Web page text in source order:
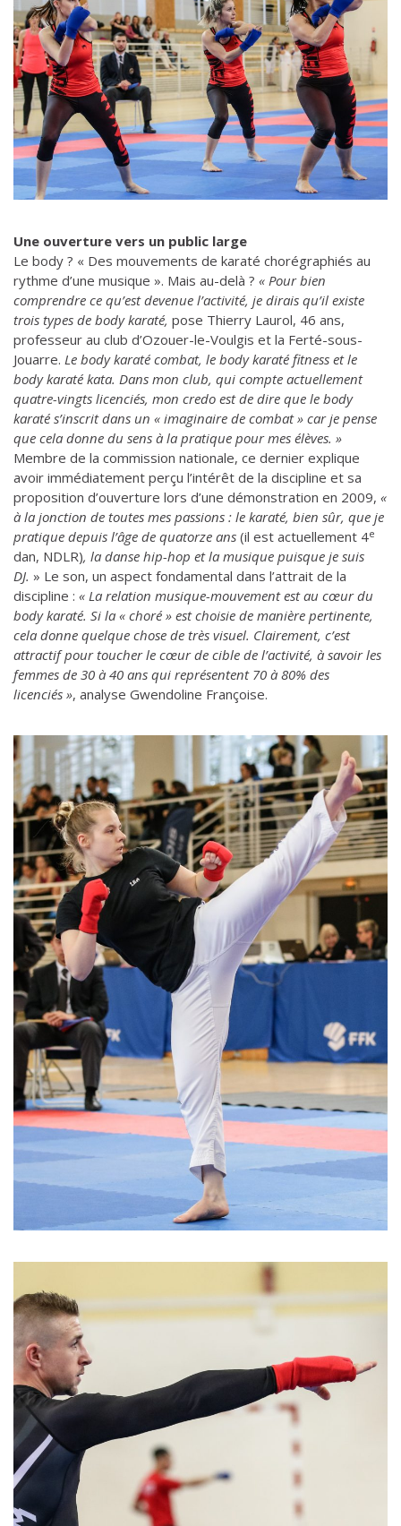
Une ouverture vers un public large
Le body ? « Des mouvements de karaté chorégraphiés au
rythme d’une musique ». Mais au-delà ? « Pour bien
comprendre ce qu’est devenue l’activité, je dirais qu’il existe
trois types de body karaté, pose Thierry Laurol, 46 ans,
professeur au club d’Ozouer-le-Voulgis et la Ferté-sous-
Jouarre. Le body karaté combat, le body karaté fitness et le
body karaté kata. Dans mon club, qui compte actuellement
quatre-vingts licenciés, mon credo est de dire que le body
karaté s’inscrit dans un « imaginaire de combat » car je pense
que cela donne du sens à la pratique pour mes élèves. »
Membre de la commission nationale, ce dernier explique
avoir immédiatement perçu l’intérêt de la discipline et sa
proposition d’ouverture lors d’une démonstration en 2009, «
à la jonction de toutes mes passions : le karaté, bien sûr, que je
pratique depuis l’âge de quatorze ans (il est actuellement 4e
dan, NDLR), la danse hip-hop et la musique puisque je suis
DJ. » Le son, un aspect fondamental dans l’attrait de la
discipline : « La relation musique-mouvement est au cœur du
body karaté. Si la « choré » est choisie de manière pertinente,
cela donne quelque chose de très visuel. Clairement, c’est
attractif pour toucher le cœur de cible de l’activité, à savoir les
femmes de 30 à 40 ans qui représentent 70 à 80% des
licenciés », analyse Gwendoline Françoise.